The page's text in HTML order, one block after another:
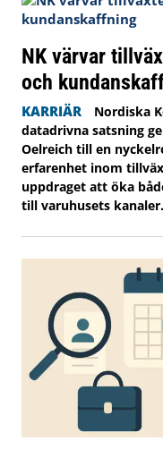
NK värvar
och
KARRIÄR
Nordiska
datadrivna satsning
Oelreich till en
erfarenhet inom
uppdraget att öka
till varuhusets kanaler.